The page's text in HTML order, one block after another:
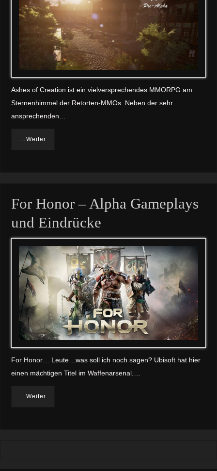
Ashes of Creation ist ein vielversprechendes MMORPG am
Sternenhimmel der Retorten-MMOs. Neben der sehr
ansprechenden…
…Weiter
For Honor – Alpha Gameplays
und Eindrücke
For Honor… Leute…was soll ich noch sagen? Ubisoft hat hier
einen mächtigen Titel im Waffenarsenal.…
…Weiter